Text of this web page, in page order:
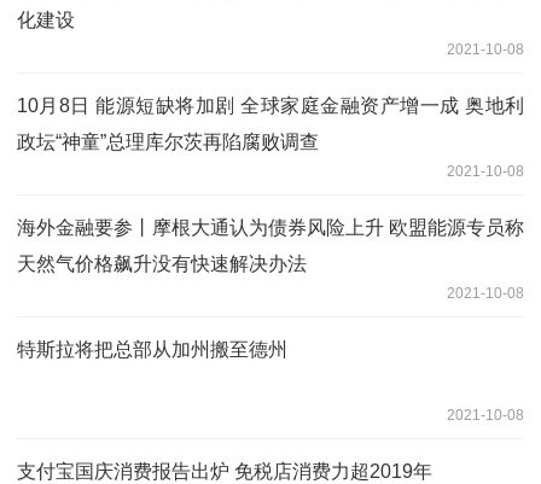
化建设
2021-10-08
10月8日 能源短缺将加剧 全球家庭金融资产增一成 奥地利
政坛“神童”总理库尔茨再陷腐败调查
2021-10-08
海外金融要参丨摩根大通认为债券风险上升 欧盟能源专员称
天然气价格飙升没有快速解决办法
2021-10-08
特斯拉将把总部从加州搬至德州
2021-10-08
支付宝国庆消费报告出炉 免税店消费力超2019年